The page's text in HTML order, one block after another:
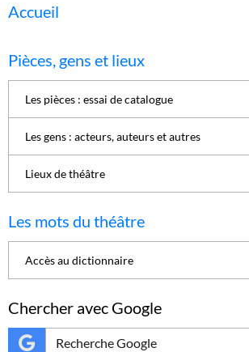
Accueil
Pièces, gens et lieux
Les pièces : essai de catalogue
Les gens : acteurs, auteurs et autres
Lieux de théâtre
Les mots du théâtre
Accès au dictionnaire
Chercher avec Google